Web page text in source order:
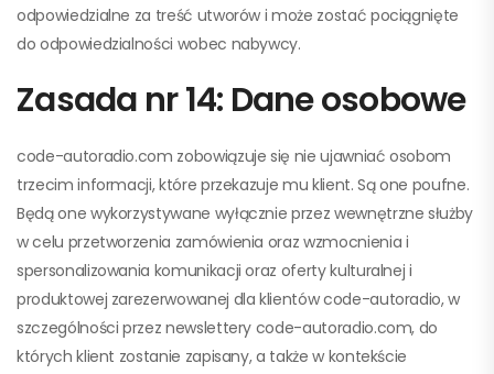
odpowiedzialne za treść utworów i może zostać pociągnięte
do odpowiedzialności wobec nabywcy.
Zasada nr 14: Dane osobowe
code-autoradio.com zobowiązuje się nie ujawniać osobom
trzecim informacji, które przekazuje mu klient. Są one poufne.
Będą one wykorzystywane wyłącznie przez wewnętrzne służby
w celu przetworzenia zamówienia oraz wzmocnienia i
spersonalizowania komunikacji oraz oferty kulturalnej i
produktowej zarezerwowanej dla klientów code-autoradio, w
szczególności przez newslettery code-autoradio.com, do
których klient zostanie zapisany, a także w kontekście